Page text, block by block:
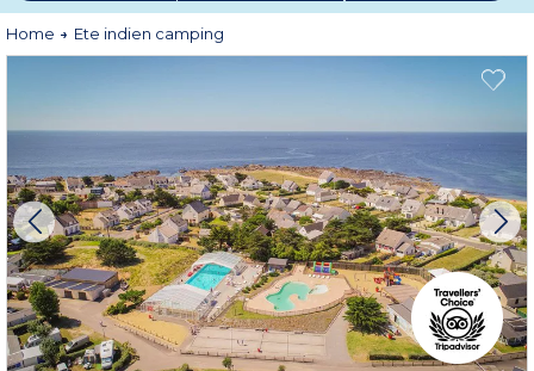
- Minder wachten om te genieten van de omliggende activiteiten
- En het beste van alles is dat je kunt vertrekken als iedereen naar huis is - dat
is de ultieme klasse!
Kortom: meer rust! Als je overtuigd bent, kies dan je bestemming en pak je
Home Ete indien camping